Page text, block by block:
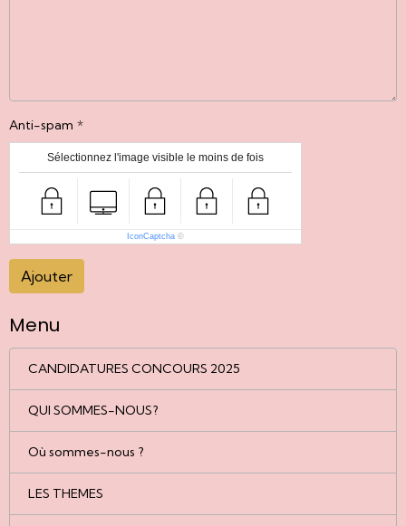
Anti-spam
Sélectionnez l'image visible le moins de fois
IconCaptcha ©
Ajouter
Menu
CANDIDATURES CONCOURS 2025
QUI SOMMES-NOUS?
Où sommes-nous ?
LES THEMES